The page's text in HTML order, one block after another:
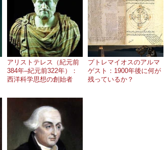
アリストテレス（紀元前
384年–紀元前322年）：
西洋科学思想の創始者
プトレマイオスのアルマ
ゲスト：1900年後に何が
残っているか？